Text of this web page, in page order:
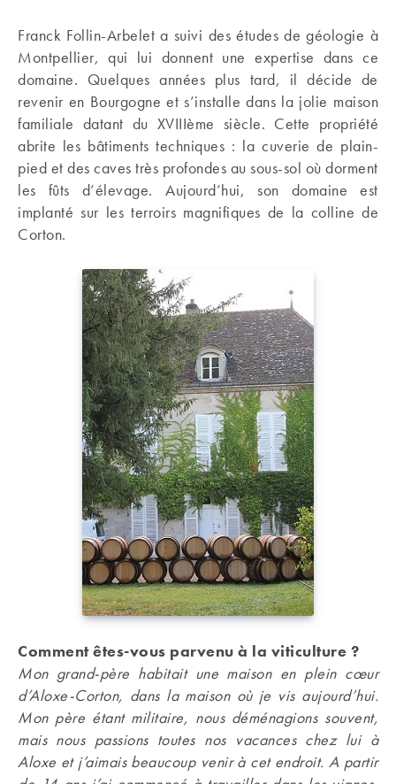
Franck Follin-Arbelet a suivi des études de géologie à
Montpellier, qui lui donnent une expertise dans ce
domaine. Quelques années plus tard, il décide de
revenir en Bourgogne et s’installe dans la jolie maison
familiale datant du XVIIIème siècle. Cette propriété
abrite les bâtiments techniques : la cuverie de plain-
pied et des caves très profondes au sous-sol où dorment
les fûts d’élevage. Aujourd’hui, son domaine est
implanté sur les terroirs magnifiques de la colline de
Corton.
Comment êtes-vous parvenu à la viticulture ?
Mon grand-père habitait une maison en plein cœur
d’Aloxe-Corton, dans la maison où je vis aujourd’hui.
Mon père étant militaire, nous déménagions souvent,
mais nous passions toutes nos vacances chez lui à
Aloxe et j’aimais beaucoup venir à cet endroit. A partir